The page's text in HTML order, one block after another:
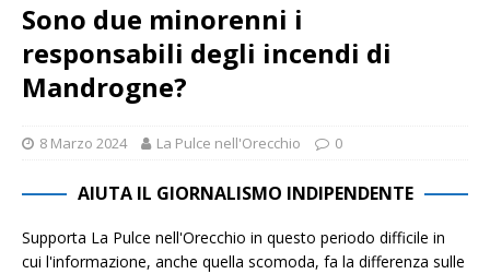
Sono due minorenni i
responsabili degli incendi di
Mandrogne?
8 Marzo 2024 La Pulce nell'Orecchio 0
AIUTA IL GIORNALISMO INDIPENDENTE
Supporta La Pulce nell'Orecchio in questo periodo difficile in
cui l'informazione, anche quella scomoda, fa la differenza sulle